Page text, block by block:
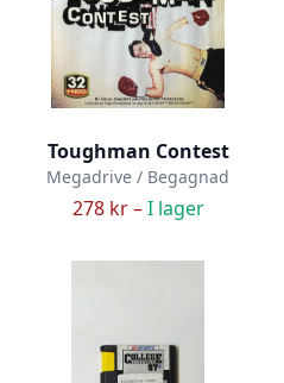
Toughman Contest
Megadrive / Begagnad
278 kr –I lager